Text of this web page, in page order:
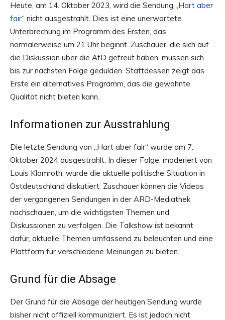
Heute, am 14. Oktober 2023, wird die Sendung „Hart aber
fair“ nicht ausgestrahlt. Dies ist eine unerwartete
Unterbrechung im Programm des Ersten, das
normalerweise um 21 Uhr beginnt. Zuschauer, die sich auf
die Diskussion über die AfD gefreut haben, müssen sich
bis zur nächsten Folge gedulden. Stattdessen zeigt das
Erste ein alternatives Programm, das die gewohnte
Qualität nicht bieten kann.
Informationen zur Ausstrahlung
Die letzte Sendung von „Hart aber fair“ wurde am 7.
Oktober 2024 ausgestrahlt. In dieser Folge, moderiert von
Louis Klamroth, wurde die aktuelle politische Situation in
Ostdeutschland diskutiert. Zuschauer können die Videos
der vergangenen Sendungen in der ARD-Mediathek
nachschauen, um die wichtigsten Themen und
Diskussionen zu verfolgen. Die Talkshow ist bekannt
dafür, aktuelle Themen umfassend zu beleuchten und eine
Plattform für verschiedene Meinungen zu bieten.
Grund für die Absage
Der Grund für die Absage der heutigen Sendung wurde
bisher nicht offiziell kommuniziert. Es ist jedoch nicht